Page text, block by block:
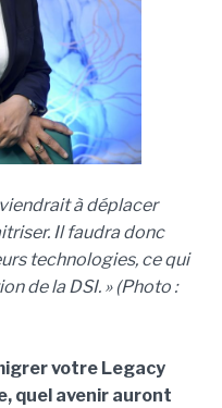
à déplacer
Il faudra donc
technologies, ce qui
de la DSI. » (Photo :
votre Legacy
quel avenir auront